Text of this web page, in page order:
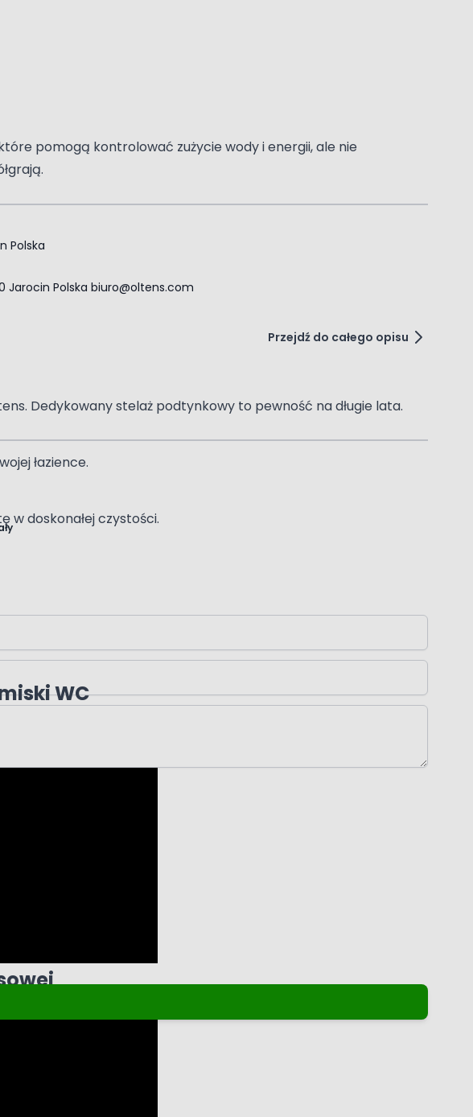
pomogą kontrolować zużycie wody i energii, ale nie
Dedykowany stelaż podtynkowy to pewność na długie lata.
łazience.
w doskonałej czystości.
WC
Polska
Jarocin Polska biuro@oltens.com
Przejdź do całego opisu